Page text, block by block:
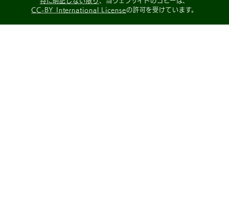
CC-BY International Licenseの許可を受けています。